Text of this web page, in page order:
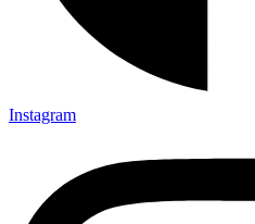
Instagram